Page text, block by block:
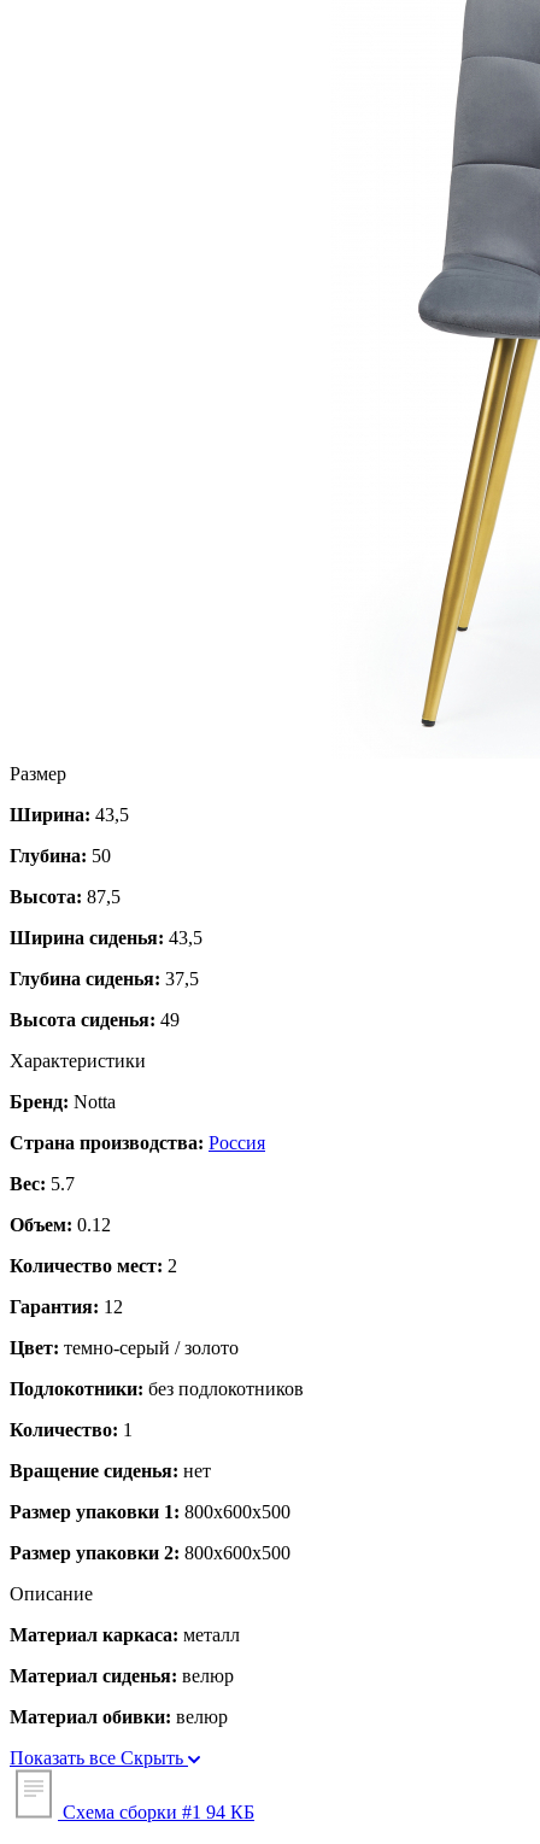
Размер
Ширина: 43,5
Глубина: 50
Высота: 87,5
Ширина сиденья: 43,5
Глубина сиденья: 37,5
Высота сиденья: 49
Характеристики
Бренд: Notta
Страна производства: Россия
Вес: 5.7
Объем: 0.12
Количество мест: 2
Гарантия: 12
Цвет: темно-серый / золото
Подлокотники: без подлокотников
Количество: 1
Вращение сиденья: нет
Размер упаковки 1: 800x600x500
Размер упаковки 2: 800x600x500
Описание
Материал каркаса: металл
Материал сиденья: велюр
Материал обивки: велюр
Показать все Скрыть
Схема сборки #1 94 КБ